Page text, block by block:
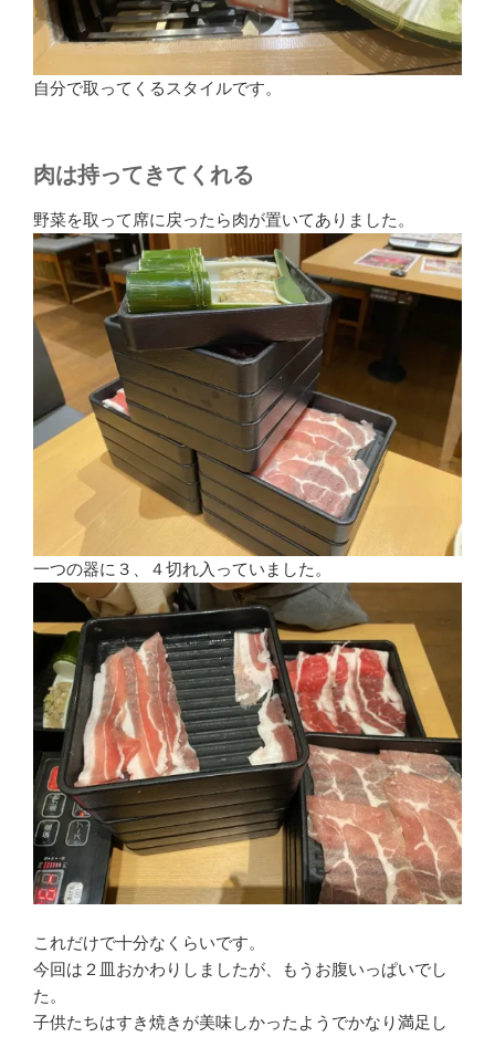
自分で取ってくるスタイルです。
肉は持ってきてくれる
野菜を取って席に戻ったら肉が置いてありました。
一つの器に３、４切れ入っていました。
これだけで十分なくらいです。
今回は２皿おかわりしましたが、もうお腹いっぱいでし
た。
子供たちはすき焼きが美味しかったようでかなり満足し